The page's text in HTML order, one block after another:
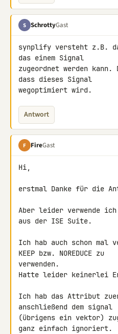
S SchrottyGast
synplify versteht z.B.
das einem Signal
zugeordnet werden
dass dieses Signal
wegoptimiert wird.
Antwort
F FireGast
Hi,
erstmal Danke für die
Aber leider verwende ich
aus der ISE Suite.
Ich hab auch schon mal
KEEP bzw. NOREDUCE zu
verwenden.
Hatte leider keinerlei
Ich hab das Attribut
anschließend dem signal
(übrigens ein vektor)
ganz einfach ignoriert.